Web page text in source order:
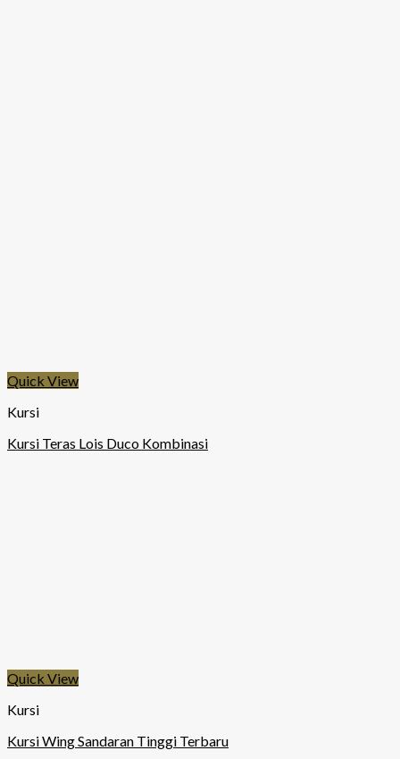
Quick View
Kursi
Kursi Teras Lois Duco Kombinasi
Quick View
Kursi
Kursi Wing Sandaran Tinggi Terbaru